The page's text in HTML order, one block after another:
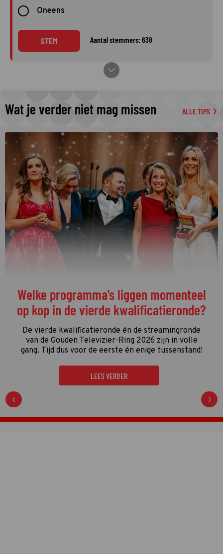
Oneens
STEM Aantal stemmers: 638
Wat je verder niet mag missen ALLE TIPS
Welke programma's liggen momenteel
op kop in de vierde kwalificatieronde?
De vierde kwalificatieronde én de streamingronde
van de Gouden Televizier-Ring 2026 zijn in volle
gang. Tijd dus voor de eerste én enige tussenstand!
LEES VERDER